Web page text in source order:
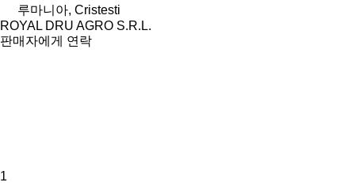
루마니아, Cristesti
ROYAL DRU AGRO S.R.L.
판매자에게 연락
1